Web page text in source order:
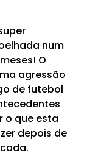
num
O
agressão
de futebol
o que esta
depois de